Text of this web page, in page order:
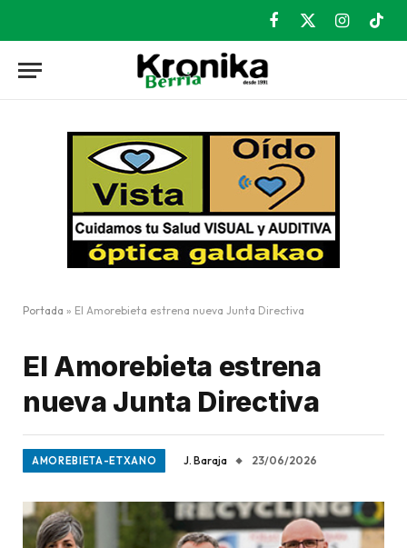
Facebook
X
Instagram
Portada » El Amorebieta estrena nueva Junta Directiva
El Amorebieta estrena
nueva Junta Directiva
AMOREBIETA-ETXANO J. Baraja 23/06/2026